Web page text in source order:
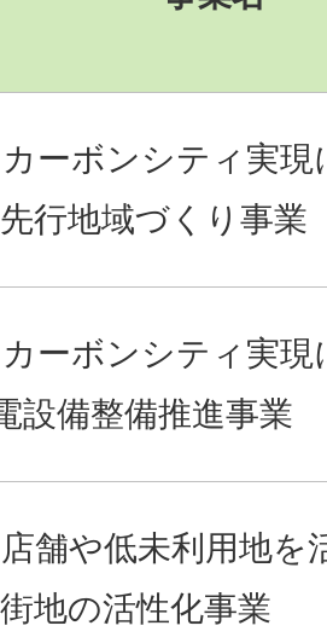
ーボンシティ実現
行地域づくり事業
ーボンシティ実現
設備整備推進事業
舗や低未利用地を
地の活性化事業